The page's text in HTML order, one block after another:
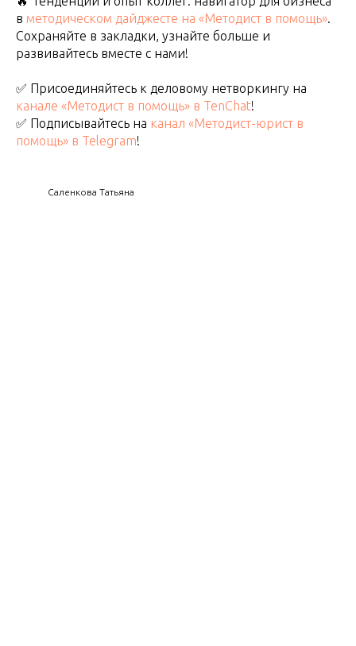
в методическом дайджесте на «Методист в помощь».
Сохраняйте в закладки, узнайте больше и
развивайтесь вместе с нами!
✅ Присоединяйтесь к деловому нетворкингу на
канале «Методист в помощь» в TenChat!
✅ Подписывайтесь на канал «Методист-юрист в
помощь» в Telegram!
Саленкова Татьяна